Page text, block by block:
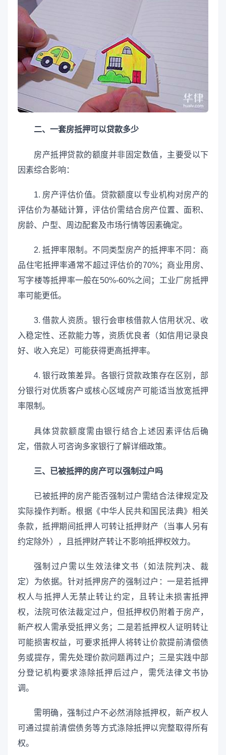
二、一套房抵押可以贷款多少
房产抵押贷款的额度并非固定数值，主要受以下
因素综合影响：
1. 房产评估价值。贷款额度以专业机构对房产的
评估价为基础计算，评估价需结合房产位置、面积、
房龄、户型、周边配套及市场行情等因素确定。
2. 抵押率限制。不同类型房产的抵押率不同：商
品住宅抵押率通常不超过评估价的70%；商业用房、
写字楼等抵押率一般在50%-60%之间；工业厂房抵押
率可能更低。
3. 借款人资质。银行会审核借款人信用状况、收
入稳定性、还款能力等，资质优良者（如信用记录良
好、收入充足）可能获得更高抵押率。
4. 银行政策差异。各银行贷款政策存在区别，部
分银行对优质客户或核心区域房产可能适当放宽抵押
率限制。
具体贷款额度需由银行结合上述因素评估后确
定，借款人可咨询多家银行了解详细政策。
三、已被抵押的房产可以强制过户吗
已被抵押的房产能否强制过户需结合法律规定及
实际操作判断。根据《中华人民共和国民法典》相关
条款，抵押期间抵押人可转让抵押财产（当事人另有
约定除外），且抵押财产转让不影响抵押权效力。
强制过户需以生效法律文书（如法院判决、裁
定）为依据。针对抵押房产的强制过户：一是若抵押
权人与抵押人无禁止转让约定，且转让未损害抵押
权，法院可依法裁定过户，但抵押权仍附着于房产，
新产权人需承受抵押义务；二是若抵押权人证明转让
可能损害权益，可要求抵押人将转让价款提前清偿债
务或提存，需先处理价款问题再过户；三是实践中部
分登记机构要求涤除抵押后过户，需凭法律文书协
调。
需明确，强制过户不必然消除抵押权，新产权人
可通过提前清偿债务等方式涤除抵押以完整取得所有
权。